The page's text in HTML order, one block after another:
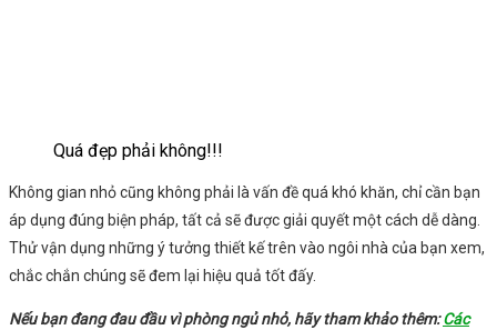
Quá đẹp phải không!!!
Không gian nhỏ cũng không phải là vấn đề quá khó khăn, chỉ cần bạn
áp dụng đúng biện pháp, tất cả sẽ được giải quyết một cách dễ dàng.
Thử vận dụng những ý tưởng thiết kế trên vào ngôi nhà của bạn xem,
chắc chắn chúng sẽ đem lại hiệu quả tốt đấy.
Nếu bạn đang đau đầu vì phòng ngủ nhỏ, hãy tham khảo thêm:Các